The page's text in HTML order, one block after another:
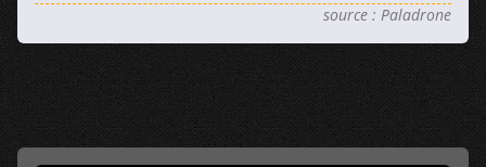
source : Paladrone